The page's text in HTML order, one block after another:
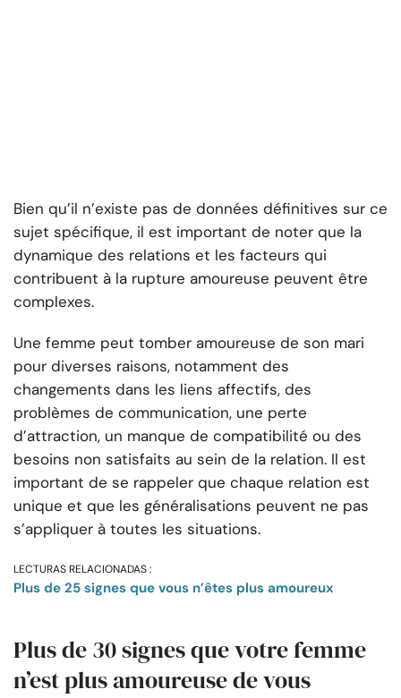
Bien qu’il n’existe pas de données définitives sur ce
sujet spécifique, il est important de noter que la
dynamique des relations et les facteurs qui
contribuent à la rupture amoureuse peuvent être
complexes.
Une femme peut tomber amoureuse de son mari
pour diverses raisons, notamment des
changements dans les liens affectifs, des
problèmes de communication, une perte
d’attraction, un manque de compatibilité ou des
besoins non satisfaits au sein de la relation. Il est
important de se rappeler que chaque relation est
unique et que les généralisations peuvent ne pas
s’appliquer à toutes les situations.
LECTURAS RELACIONADAS :
Plus de 25 signes que vous n’êtes plus amoureux
Plus de 30 signes que votre femme
n’est plus amoureuse de vous